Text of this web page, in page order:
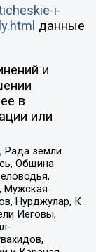
i-
данные
и
в
или
Рада земли
Община
Мужская
Нурджулар, К
Иеговы,